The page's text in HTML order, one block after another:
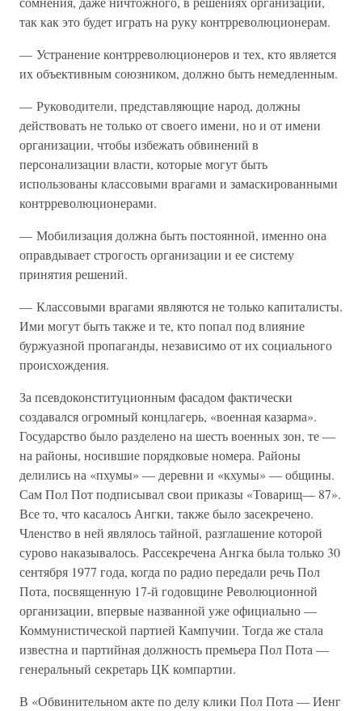
так как это будет играть на руку контрреволюционерам.
— Устранение контрреволюционеров и тех, кто является
их объективным союзником, должно быть немедленным.
— Руководители, представляющие народ, должны
действовать не только от своего имени, но и от имени
организации, чтобы избежать обвинений в
персонализации власти, которые могут быть
использованы классовыми врагами и замаскированными
контрреволюционерами.
— Мобилизация должна быть постоянной, именно она
оправдывает строгость организации и ее систему
принятия решений.
— Классовыми врагами являются не только капиталисты.
Ими могут быть также и те, кто попал под влияние
буржуазной пропаганды, независимо от их социального
происхождения.
За псевдоконституционным фасадом фактически
создавался огромный концлагерь, «военная казарма».
Государство было разделено на шесть военных зон, те —
на районы, носившие порядковые номера. Районы
делились на «пхумы» — деревни и «кхумы» — общины.
Сам Пол Пот подписывал свои приказы «Товарищ— 87».
Все то, что касалось Ангки, также было засекречено.
Членство в ней являлось тайной, разглашение которой
сурово наказывалось. Рассекречена Ангка была только 30
сентября 1977 года, когда по радио передали речь Пол
Пота, посвященную 17-й годовщине Революционной
организации, впервые названной уже официально —
Коммунистической партией Кампучии. Тогда же стала
известна и партийная должность премьера Пол Пота —
генеральный секретарь ЦК компартии.
В «Обвинительном акте по делу клики Пол Пота — Иенг